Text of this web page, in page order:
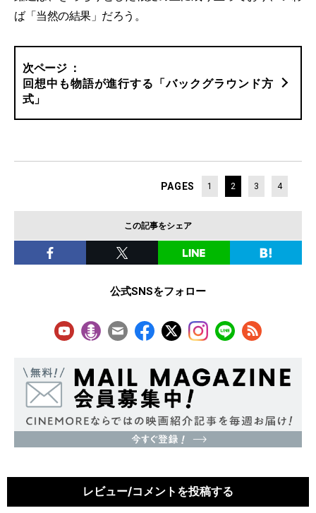
ば「当然の結果」だろう。
回想中も物語が進行する「バックグラウンド方
式」
PAGES 1 2 3 4
この記事をシェア
公式SNSをフォロー
レビュー/コメントを投稿する